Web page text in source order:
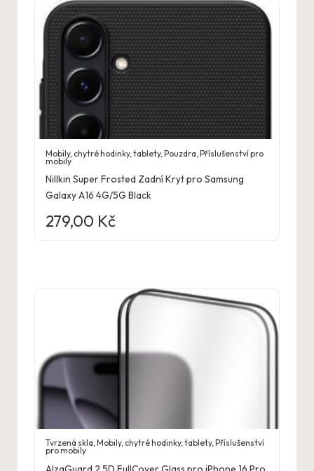
Mobily, chytré hodinky, tablety,Pouzdra ,Příslušenství pro
mobily
Nillkin Super Frosted Zadní Kryt pro Samsung
Galaxy A16 4G/5G Black
279,00 Kč
Tvrzená skla ,Mobily, chytré hodinky, tablety,Příslušenství
pro mobily